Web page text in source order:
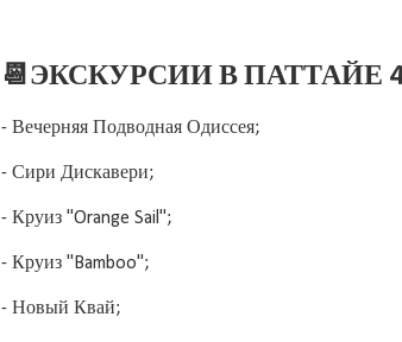
📆ЭКСКУРСИИ В ПАТТАЙЕ
- Вечерняя Подводная Одиссея;
- Сири Дискавери;
- Круиз "Orange Sail";
- Круиз "Bamboo";
- Новый Квай;